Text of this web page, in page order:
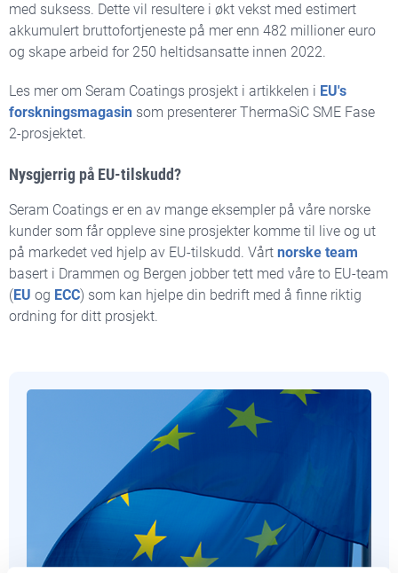
med suksess. Dette vil resultere i økt vekst med estimert
akkumulert bruttofortjeneste på mer enn 482 millioner euro
og skape arbeid for 250 heltidsansatte innen 2022.
Les mer om Seram Coatings prosjekt i artikkelen i EU's
forskningsmagasin som presenterer ThermaSiC SME Fase
2-prosjektet.
Nysgjerrig på EU-tilskudd?
Seram Coatings er en av mange eksempler på våre norske
kunder som får oppleve sine prosjekter komme til live og ut
på markedet ved hjelp av EU-tilskudd. Vårt norske team
basert i Drammen og Bergen jobber tett med våre to EU-team
(EU og ECC) som kan hjelpe din bedrift med å finne riktig
ordning for ditt prosjekt.